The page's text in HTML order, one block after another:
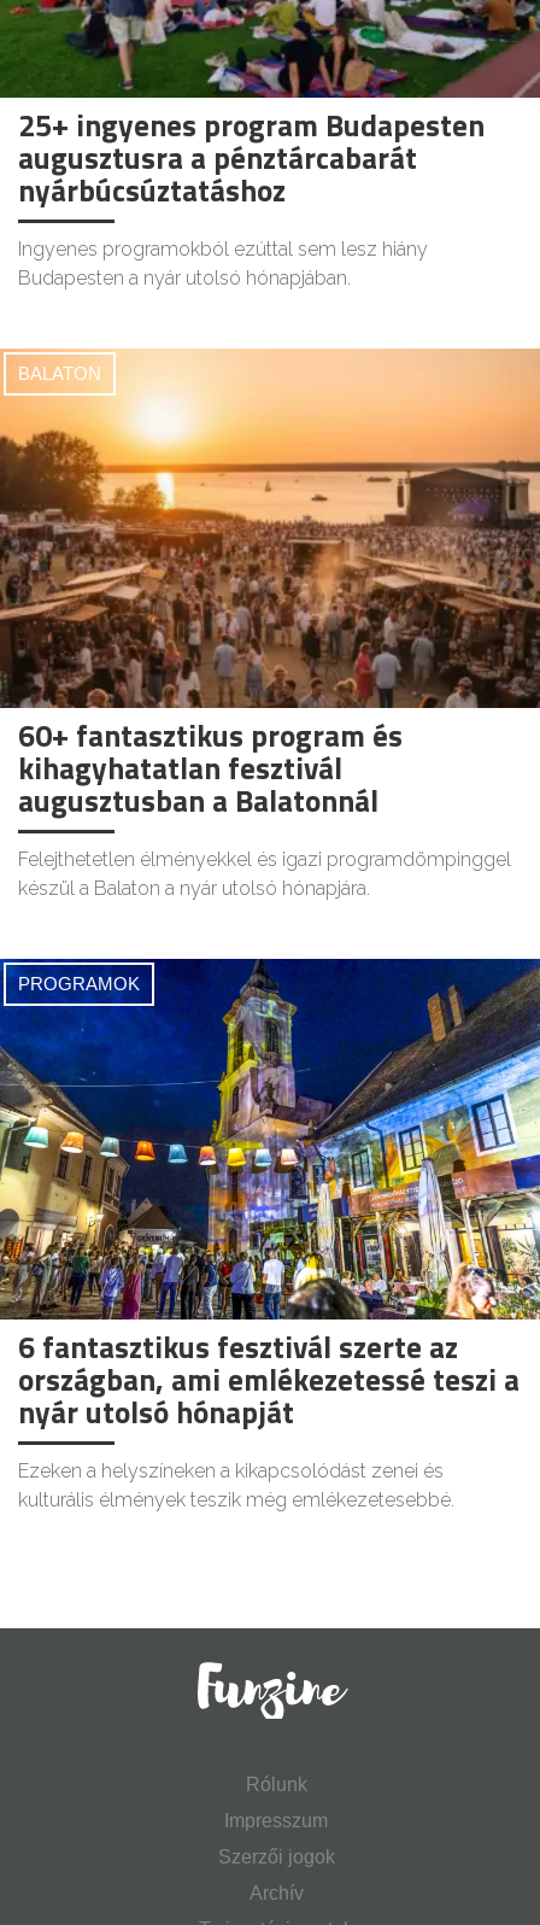
25+ ingyenes program Budapesten
augusztusra a pénztárcabarát
nyárbúcsúztatáshoz
Ingyenes programokból ezúttal sem lesz hiány
Budapesten a nyár utolsó hónapjában.
BALATON
60+ fantasztikus program és
kihagyhatatlan fesztivál
augusztusban a Balatonnál
Felejthetetlen élményekkel és igazi programdömpinggel
készül a Balaton a nyár utolsó hónapjára.
PROGRAMOK
6 fantasztikus fesztivál szerte az
országban, ami emlékezetessé teszi a
nyár utolsó hónapját
Ezeken a helyszíneken a kikapcsolódást zenei és
kulturális élmények teszik még emlékezetesebbé.
Rólunk
Impresszum
Szerzői jogok
Archív